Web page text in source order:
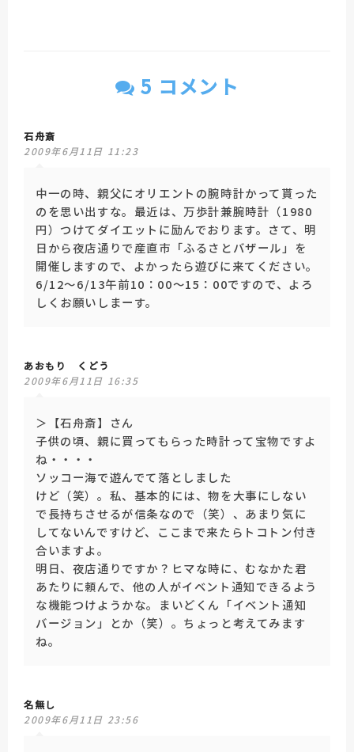
5 コメント
石舟斎
2009年6月11日 11:23
中一の時、親父にオリエントの腕時計かって貰った
のを思い出すな。最近は、万歩計兼腕時計（1980
円）つけてダイエットに励んでおります。さて、明
日から夜店通りで産直市「ふるさとバザール」を
開催しますので、よかったら遊びに来てください。
6/12～6/13午前10：00～15：00ですので、よろ
しくお願いしまーす。
あおもり くどう
2009年6月11日 16:35
＞【石舟斎】さん
子供の頃、親に買ってもらった時計って宝物ですよ
ね・・・・
ソッコー海で遊んでて落としました
けど（笑）。私、基本的には、物を大事にしない
で長持ちさせるが信条なので（笑）、あまり気に
してないんですけど、ここまで来たらトコトン付き
合いますよ。
明日、夜店通りですか？ヒマな時に、むなかた君
あたりに頼んで、他の人がイベント通知できるよう
な機能つけようかな。まいどくん「イベント通知
バージョン」とか（笑）。ちょっと考えてみます
ね。
名無し
2009年6月11日 23:56